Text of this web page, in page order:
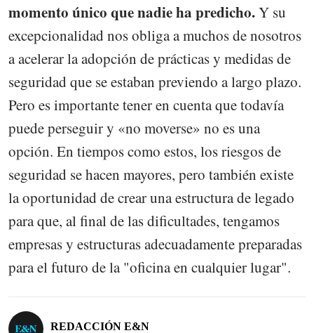
momento único que nadie ha predicho.Y su
excepcionalidad nos obliga a muchos de nosotros
a acelerar la adopción de prácticas y medidas de
seguridad que se estaban previendo a largo plazo.
Pero es importante tener en cuenta que todavía
puede perseguir y «no moverse» no es una
opción. En tiempos como estos, los riesgos de
seguridad se hacen mayores, pero también existe
la oportunidad de crear una estructura de legado
para que, al final de las dificultades, tengamos
empresas y estructuras adecuadamente preparadas
para el futuro de la "oficina en cualquier lugar".
REDACCIÓN E&N